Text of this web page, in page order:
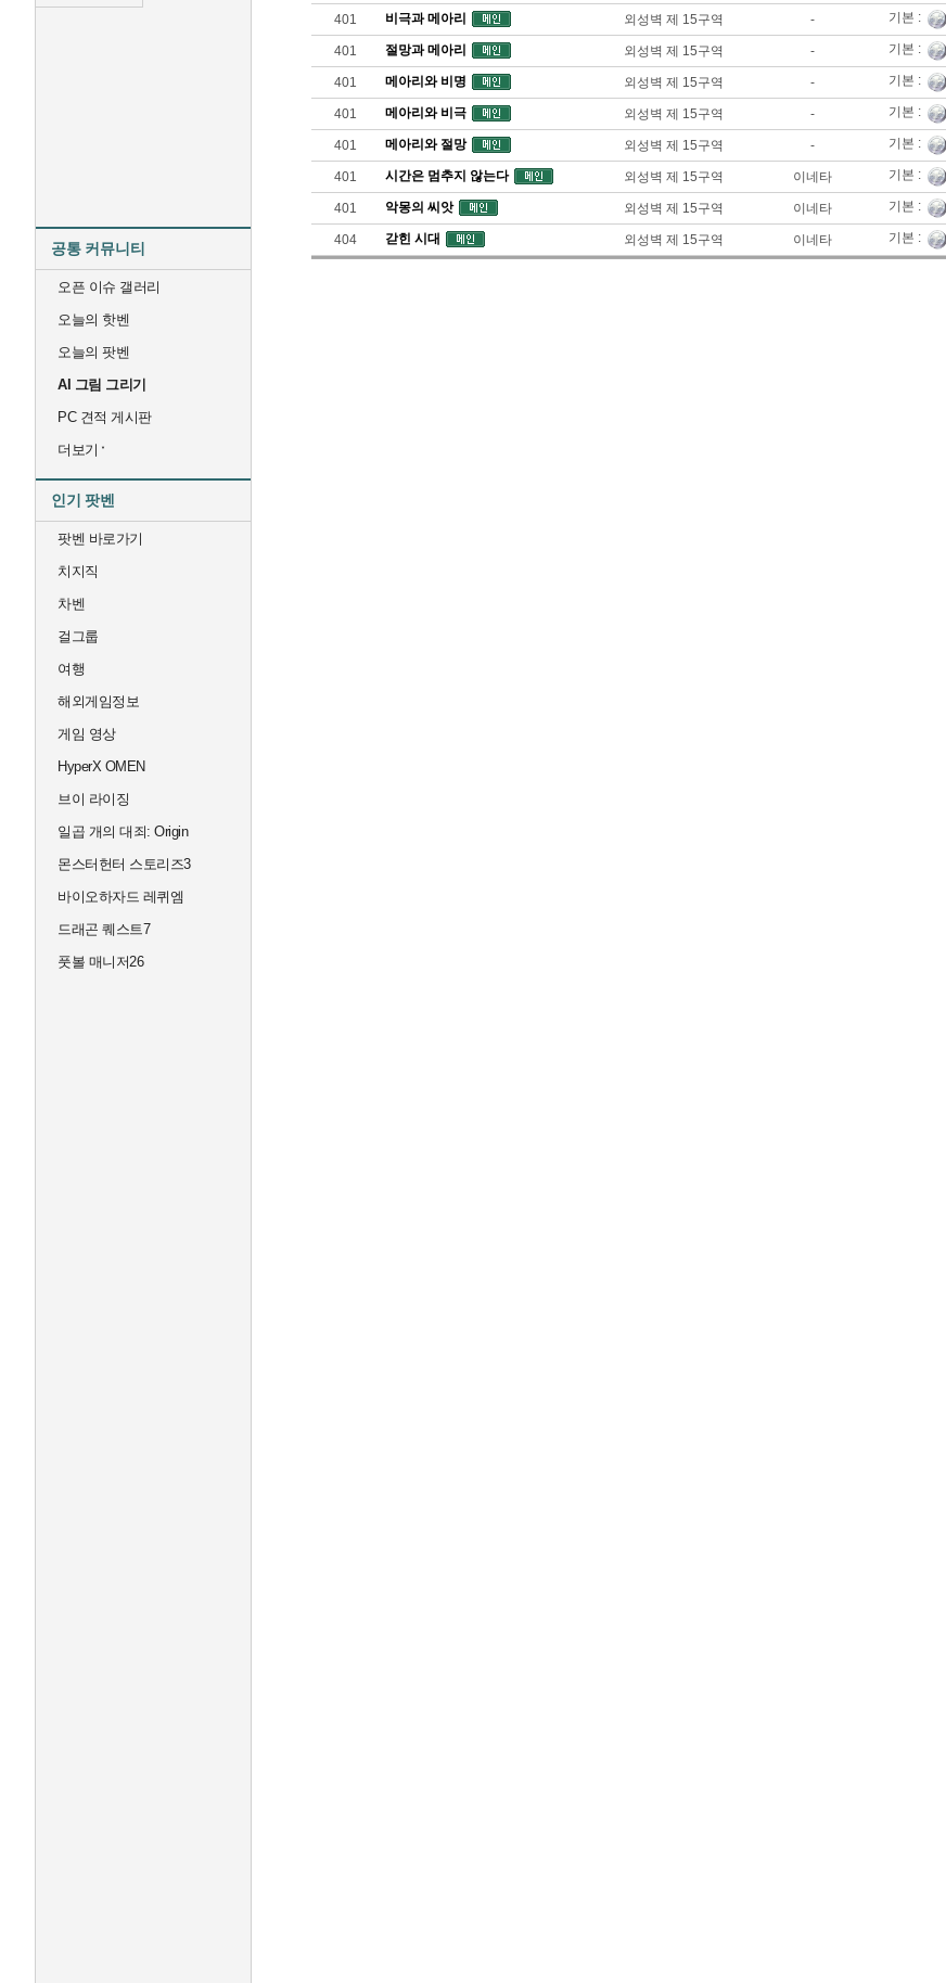
공통 커뮤니티
오픈 이슈 갤러리
오늘의 핫벤
오늘의 팟벤
AI 그림 그리기
PC 견적 게시판
더보기
인기 팟벤
팟벤 바로가기
치지직
차벤
걸그룹
여행
해외게임정보
게임 영상
HyperX OMEN
브이 라이징
일곱 개의 대죄: Origin
몬스터헌터 스토리즈3
바이오하자드 레퀴엠
드래곤 퀘스트7
풋볼 매니저26
401 비극과 메아리 외성벽 제 15구역 - 기본 :
401 절망과 메아리 외성벽 제 15구역 - 기본 :
401 메아리와 비명 외성벽 제 15구역 - 기본 :
401 메아리와 비극 외성벽 제 15구역 - 기본 :
401 메아리와 절망 외성벽 제 15구역 - 기본 :
401 시간은 멈추지 않는다 외성벽 제 15구역 이네타 기본 :
401 악몽의 씨앗 외성벽 제 15구역 이네타 기본 :
404 갇힌 시대 외성벽 제 15구역 이네타 기본 :